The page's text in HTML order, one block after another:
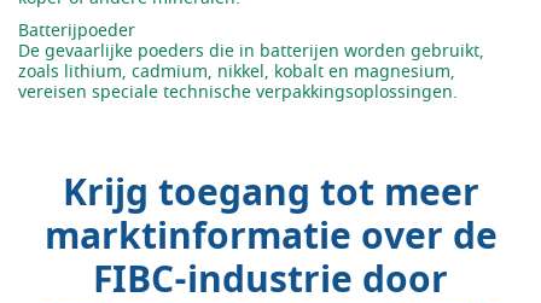
Batterijpoeder
De gevaarlijke poeders die in batterijen worden gebruikt,
zoals lithium, cadmium, nikkel, kobalt en magnesium,
vereisen speciale technische verpakkingsoplossingen.
Krijg toegang tot meer
marktinformatie over de
FIBC-industrie door